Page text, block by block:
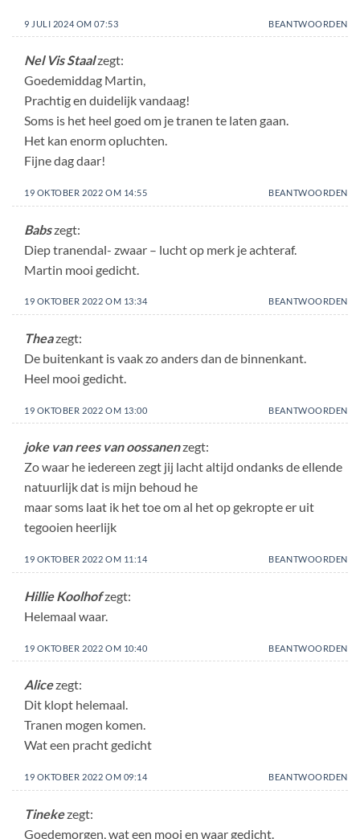
9 JULI 2024 OM 07:53 BEANTWOORDEN
Nel Vis Staalzegt:
Goedemiddag Martin,
Prachtig en duidelijk vandaag!
Soms is het heel goed om je tranen te laten gaan.
Het kan enorm opluchten.
Fijne dag daar!
19 OKTOBER 2022 OM 14:55 BEANTWOORDEN
Babszegt:
Diep tranendal- zwaar – lucht op merk je achteraf.
Martin mooi gedicht.
19 OKTOBER 2022 OM 13:34 BEANTWOORDEN
Theazegt:
De buitenkant is vaak zo anders dan de binnenkant.
Heel mooi gedicht.
19 OKTOBER 2022 OM 13:00 BEANTWOORDEN
joke van rees van oossanenzegt:
Zo waar he iedereen zegt jij lacht altijd ondanks de ellende
natuurlijk dat is mijn behoud he
maar soms laat ik het toe om al het op gekropte er uit
tegooien heerlijk
19 OKTOBER 2022 OM 11:14 BEANTWOORDEN
Hillie Koolhofzegt:
Helemaal waar.
19 OKTOBER 2022 OM 10:40 BEANTWOORDEN
Alicezegt:
Dit klopt helemaal.
Tranen mogen komen.
Wat een pracht gedicht
19 OKTOBER 2022 OM 09:14 BEANTWOORDEN
Tinekezegt:
Goedemorgen, wat een mooi en waar gedicht.